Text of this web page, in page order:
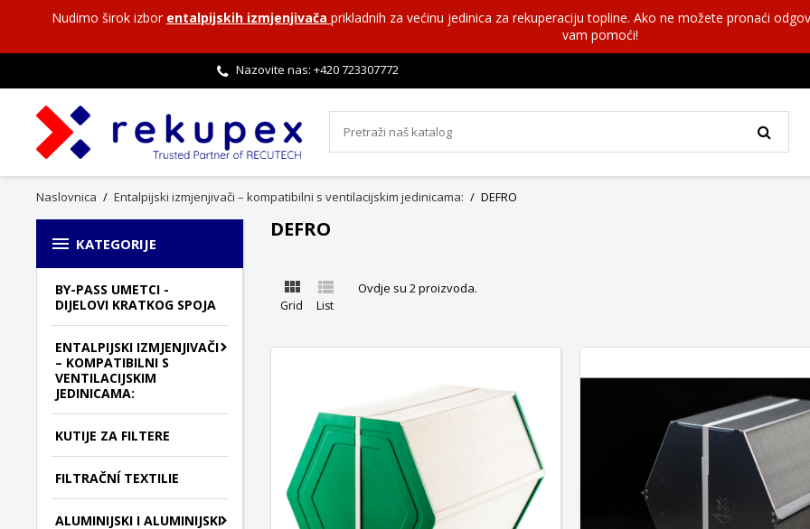
Nudimo širok izbor entalpijskih izmjenjivača prikladnih za većinu jedinica za rekuperaciju topline. Ako ne možete pronaći
vam pomoći!
Nazovite nas: +420723307772
Naslovnica Entalpijski izmjenjivači – kompatibilni s ventilacijskim jedinicama: DEFRO
 KATEGORIJE
BY-PASS UMETCI -
DIJELOVI KRATKOG SPOJA
ENTALPIJSKI IZMJENJIVAČI
– KOMPATIBILNI S
VENTILACIJSKIM
JEDINICAMA:
KUTIJE ZA FILTERE
FILTRAČNÍ TEXTILIE
ALUMINIJSKI I ALUMINIJSKI
DEFRO

Grid

List
Ovdje su 2 proizvoda.